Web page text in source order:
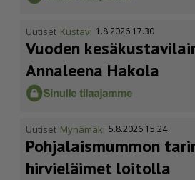
Uutiset Kustavi 1.8.2026 17.30
Vuoden
Annaleena Hakola
Uutiset Mynämäki 5.8.2026 15.24
Pohja­lais­mummon
hirvieläimet loitolla